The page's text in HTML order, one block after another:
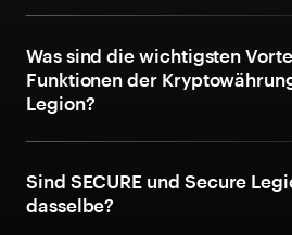
Was sind die wichtigsten
Funktionen der
Legion?
Sind SECURE und Secure
dasselbe?